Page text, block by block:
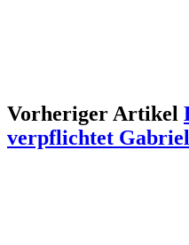
Vorheriger Artikel
verpflichtet